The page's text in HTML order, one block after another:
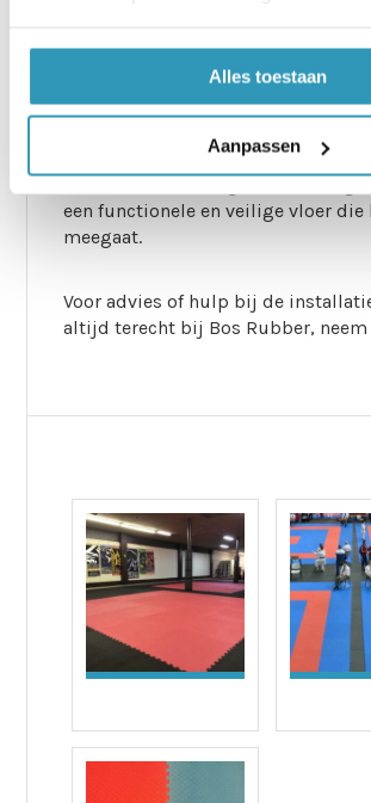
Alles toestaan
Aanpassen
sportvloerreiniger gebruiken die
neutraliseert en de matten fris
Tatami puzzelmatten zijn een
Met een goede voorbereiding,
installatie en weinig onderhoud
een functionele en veilige vloer die
meegaat.
Voor advies of hulp bij de
altijd terecht bij Bos Rubber,